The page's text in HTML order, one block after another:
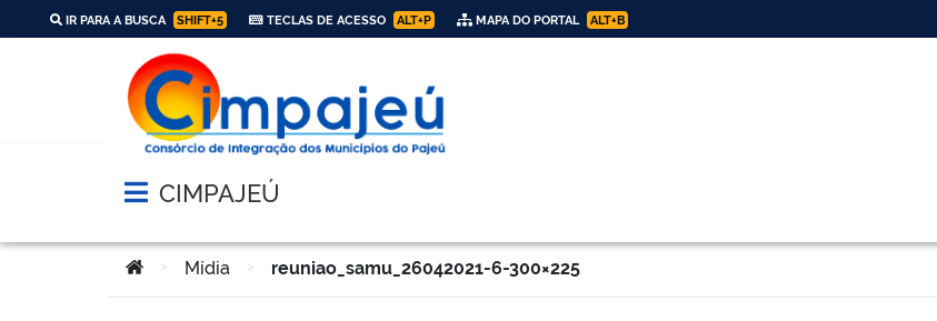
IR PARA A BUSCA SHIFT+5 TECLAS DE ACESSO ALT+P MAPA DO PORTAL ALT+B
Abrir menu principal de navegação
CIMPAJEÚ
Você está aqui:
> Mídia > reuniao_samu_26042021-6-300×225